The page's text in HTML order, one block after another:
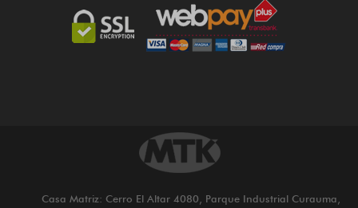
Casa Matriz: Cerro El Altar 4080, Parque Industrial Curauma,